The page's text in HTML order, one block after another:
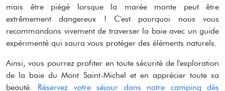
mais être piégé lorsque la marée monte peut être
extrêmement dangereux ! C'est pourquoi nous vous
recommandons vivement de traverser la baie avec un guide
expérimenté qui saura vous protéger des éléments naturels.
Ainsi, vous pourrez profiter en toute sécurité de l'exploration
de la baie du Mont Saint-Michel et en apprécier toute sa
beauté. Réservez votre séjour dans notre camping dès